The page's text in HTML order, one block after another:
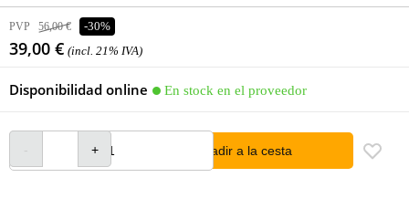
PVP 56,00 € -30%
39,00 € (incl. 21% IVA)
Disponibilidad online En stock en el proveedor
añadir a la cesta